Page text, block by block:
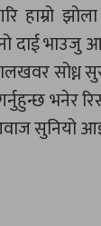
झोला
भाउजु
सोध्न
भनेर
सुनियो